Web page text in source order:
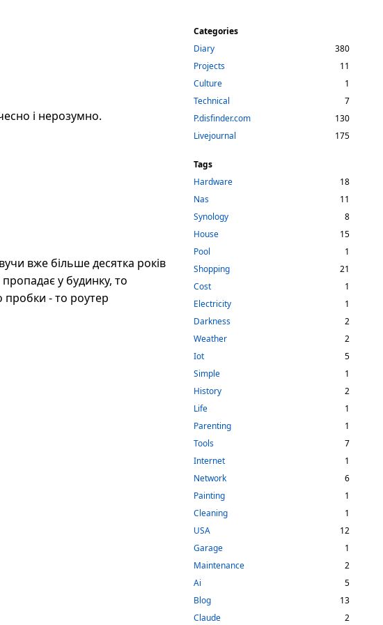
і нерозумно.
вже більше десятка років
у будинку, то
пробки - то роутер
Categories
Diary
380
Projects
11
Culture
1
Technical
7
P.disfinder.com
130
Livejournal
175
Tags
Hardware
18
Nas
11
Synology
8
House
15
Pool
1
Shopping
21
Cost
1
Electricity
1
Darkness
2
Weather
2
Iot
5
Simple
1
History
2
Life
1
Parenting
1
Tools
7
Internet
1
Network
6
Painting
1
Cleaning
1
USA
12
Garage
1
Maintenance
2
Ai
5
Blog
13
Claude
2